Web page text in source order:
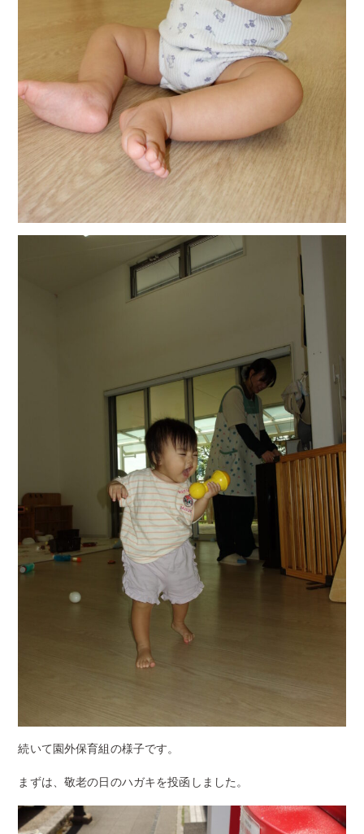
続いて園外保育組の様子です。
まずは、敬老の日のハガキを投函しました。